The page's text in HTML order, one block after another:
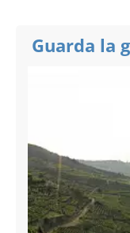
Guarda la